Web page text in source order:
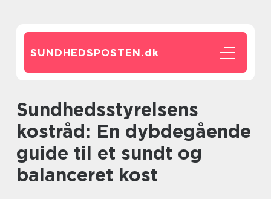
SUNDHEDSPOSTEN.dk
Sundhedsstyrelsens
kostråd: En dybdegående
guide til et sundt og
balanceret kost